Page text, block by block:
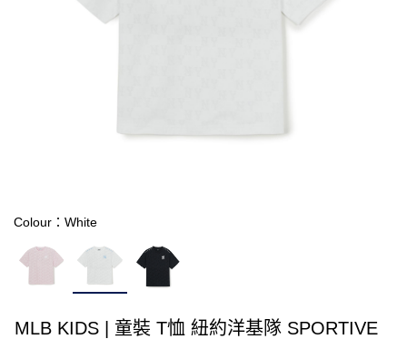
Colour：White
MLB KIDS | 童裝 T恤 紐約洋基隊 SPORTIVE